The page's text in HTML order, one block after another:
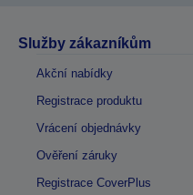
Služby zákazníkům
Akční nabídky
Registrace produktu
Vrácení objednávky
Ověření záruky
Registrace CoverPlus